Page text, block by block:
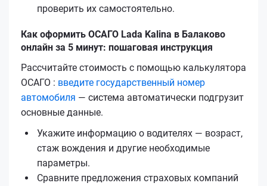
проверить их самостоятельно.
Как оформить ОСАГО Lada Kalina в Балаково
онлайн за 5 минут: пошаговая инструкция
Рассчитайте стоимость с помощью калькулятора
ОСАГО : введите государственный номер
автомобиля — система автоматически подгрузит
основные данные.
Укажите информацию о водителях — возраст,
стаж вождения и другие необходимые
параметры.
Сравните предложения страховых компаний